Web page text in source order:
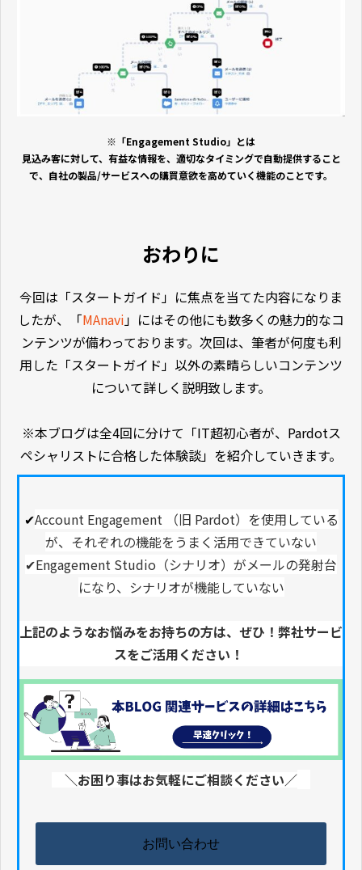
※「Engagement Studio」とは
見込み客に対して、有益な情報を、適切なタイミングで自動提供すること
で、自社の製品/サービスへの購買意欲を高めていく機能のことです。
おわりに
今回は「スタートガイド」に焦点を当てた内容になりま
したが、「MAnavi」にはその他にも数多くの魅力的なコ
ンテンツが備わっております。次回は、筆者が何度も利
用した「スタートガイド」以外の素晴らしいコンテンツ
について詳しく説明致します。
※本ブログは全4回に分けて「IT超初心者が、Pardotス
ペシャリストに合格した体験談」を紹介していきます。
✔︎Account Engagement （旧 Pardot）を使用している
が、それぞれの機能をうまく活用できていない
✔︎Engagement Studio（シナリオ）がメールの発射台
になり、シナリオが機能していない
上記のようなお悩みをお持ちの方は、ぜひ！弊社サービ
スをご活用ください！
＼お困り事はお気軽にご相談ください／
お問い合わせ